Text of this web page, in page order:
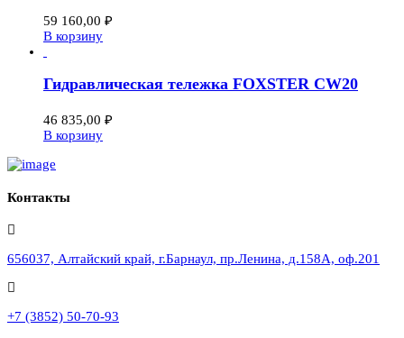
59 160,00 ₽
В корзину
Гидравлическая тележка FOXSTER CW20
46 835,00 ₽
В корзину
Контакты
656037, Алтайский край, г.Барнаул, пр.Ленина, д.158А, оф.201
+7 (3852) 50-70-93